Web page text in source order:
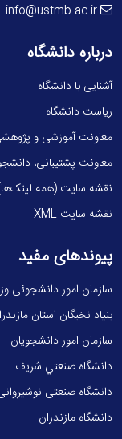
info@ustmb.ac.ir
درباره دانشگاه
آشنایی با دانشگاه
ریاست دانشگاه
معاونت آموزشی و
معاونت پشتیبانی،
نقشه سایت (همه
نقشه سایت XML
پیوندهای مفید
سازمان امور دانشجوئی
بنیاد نخبگان استان
سازمان امور دانشجویان
دانشگاه صنعتي شريف
دانشگاه صنعتی
دانشگاه مازندران